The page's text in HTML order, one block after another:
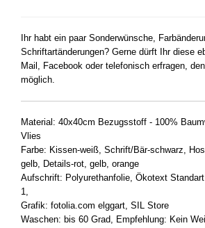
Ihr habt ein paar Sonderwünsche,
Schriftartänderungen? Gerne dürft Ihr diese
Mail, Facebook oder telefonisch erfragen,
möglich.
Material: 40x40cm Bezugsstoff - 100%
Vlies
Farbe: Kissen-weiß, Schrift/Bär-schwarz,
gelb, Details-rot, gelb, orange
Aufschrift: Polyurethanfolie, Ökotext
1,
Grafik: fotolia.com elggart, SIL Store
Waschen: bis 60 Grad, Empfehlung: Kein